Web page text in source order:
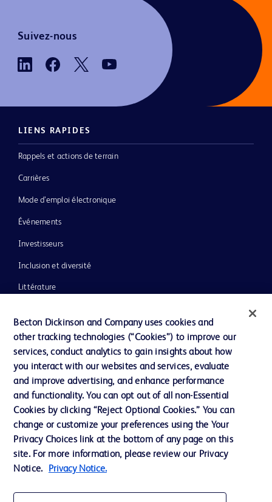
Suivez-nous
LIENS RAPIDES
Rappels et actions de terrain
Carrières
Mode d’emploi électronique
Événements
Investisseurs
Inclusion et diversité
Littérature
Notre entreprise
Éthique et conformité
Assistance
Nous contacter
Préférences en matière de cookies
Confidentialité
Becton Dickinson and Company uses cookies and
other tracking technologies (“Cookies”) to improve our
services, conduct analytics to gain insights about how
you interact with our websites and services, evaluate
and improve advertising, and enhance performance
and functionality. You can opt out of all non-Essential
Cookies by clicking “Reject Optional Cookies.” You can
change or customize your preferences using the Your
Privacy Choices link at the bottom of any page on this
site. For more information, please review our Privacy
Notice.
Privacy Notice.